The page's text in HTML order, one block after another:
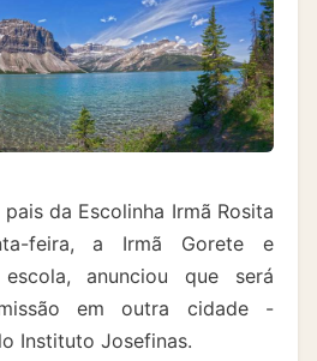
da Escolinha Irmã Rosita
feira, a Irmã Gorete e
anunciou que será
em outra cidade -
Instituto Josefinas.